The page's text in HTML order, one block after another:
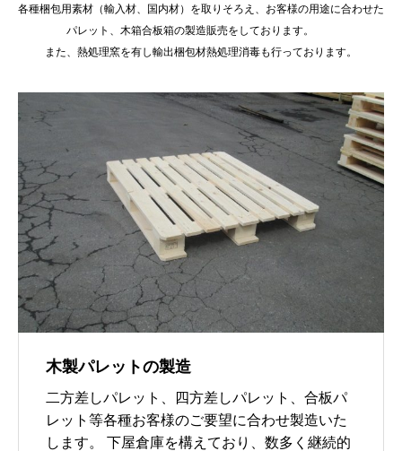
各種梱包用素材（輸入材、国内材）を取りそろえ、お客様の用途に合わせた
パレット、木箱合板箱の製造販売をしております。
また、熱処理窯を有し輸出梱包材熱処理消毒も行っております。
木製パレットの製造
二方差しパレット、四方差しパレット、合板パ
レット等各種お客様のご要望に合わせ製造いた
します。 下屋倉庫を構えており、数多く継続的